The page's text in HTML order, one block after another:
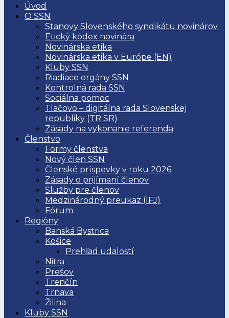
Úvod
O SSN
Stanovy Slovenského syndikátu novinárov
Etický kódex novinára
Novinárska etika
Novinárska etika v Európe (EN)
Kluby SSN
Riadiace orgány SSN
Kontrolná rada SSN
Sociálna pomoc
Tlačovo – digitálna rada Slovenskej
republiky (TR SR)
Zásady na vykonanie referenda
Členstvo
Formy členstva
Nový člen SSN
Členské príspevky v roku 2026
Zásady o prijímaní členov
Služby pre členov
Medzinárodný preukaz (IFJ)
Fórum
Regióny
Banská Bystrica
Košice
Prehľad udalostí
Nitra
Prešov
Trenčín
Trnava
Žilina
Kluby SSN